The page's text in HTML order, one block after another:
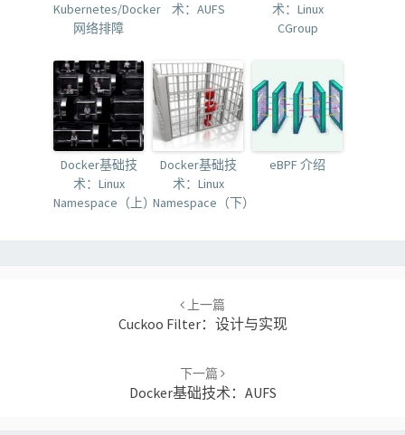
Kubernetes/Docker
网络排障
术：AUFS
术：Linux
CGroup
Docker基础技
术：Linux
Namespace（上）
Docker基础技
术：Linux
Namespace（下）
eBPF 介绍
上一篇
Cuckoo Filter：设计与实现
下一篇
Docker基础技术：AUFS